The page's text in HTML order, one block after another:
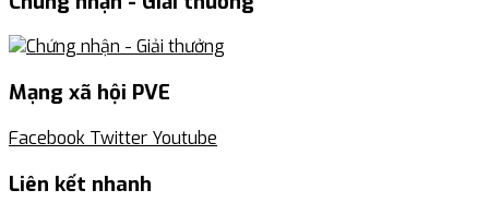
Mạng xã hội PVE
Facebook Twitter Youtube
Liên kết nhanh